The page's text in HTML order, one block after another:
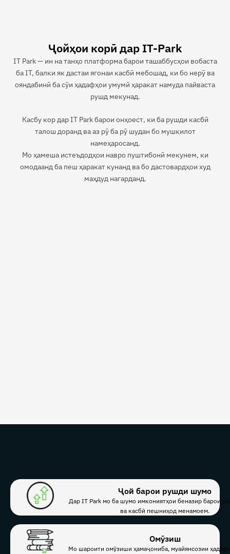
Ҷойҳои корӣ дар IT-Park
IT Park — ин на танҳо платформа барои ташаббусҳои вобаста
ба IT, балки як дастаи ягонаи касбӣ мебошад, ки бо нерӯ ва
ояндабинӣ ба сӯи ҳадафҳои умумӣ ҳаракат намуда пайваста
рушд мекунад.
Касбу кор дар IT Park барои онҳоест, ки ба рушди касбӣ
талош доранд ва аз рӯ ба рӯ шудан бо мушкилот
намеҳаросанд.
Мо ҳамеша истеъдодҳои навро пуштибонӣ мекунем, ки
омодаанд ба пеш ҳаракат кунанд ва бо дастовардҳои худ
маҳдуд нагарданд.
Ҷой барои рушди шумо
Дар IT Park мо ба шумо имкониятҳои беназир барои
ва касбӣ пешниҳод менамоем.
Омӯзиш
Мо шароити омӯзиши ҳамаҷониба, муайянсозии